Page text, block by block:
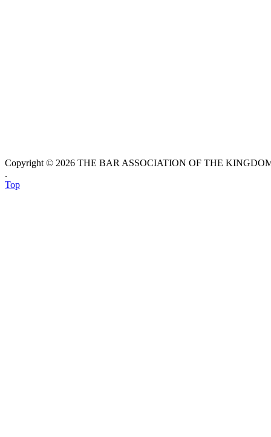
Copyright © 2026 THE BAR ASSOCIATION OF THE
.
Top